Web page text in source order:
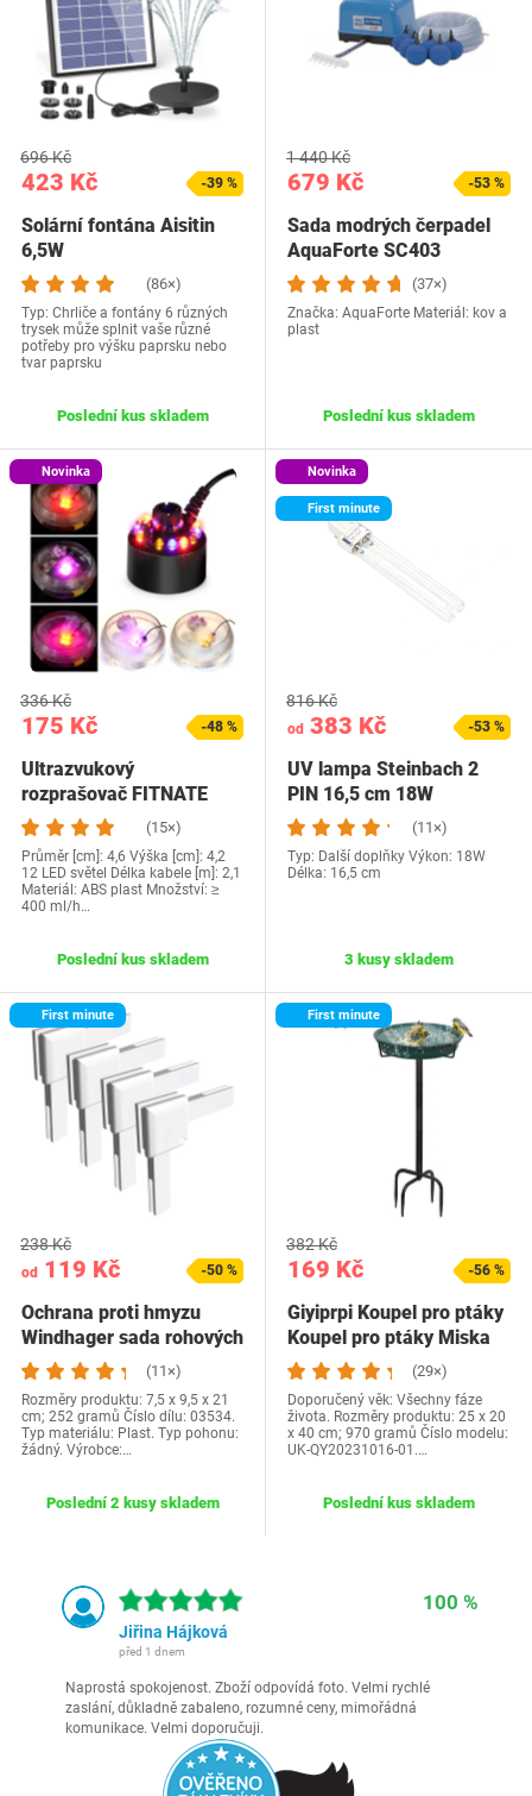
423 Kč
696 Kč
-39 %
Solární fontána Aisitin
6,5W
(86×)
Typ: Chrliče a fontány 6 různých
trysek může splnit vaše různé
potřeby pro výšku paprsku nebo
tvar paprsku
Poslední kus skladem
679 Kč
1 440 Kč
-53 %
Sada modrých čerpadel
AquaForte SC403
(37×)
Značka: AquaForte Materiál: kov a
plast
Poslední kus skladem
Novinka
175 Kč
336 Kč
-48 %
Ultrazvukový
rozprašovač FITNATE
(15×)
Průměr [cm]: 4,6 Výška [cm]: 4,2
12 LED světel Délka kabele [m]: 2,1
Materiál: ABS plast Množství: ≥
400 ml/h…
Poslední kus skladem
Novinka
First minute
od 383 Kč
816 Kč
-53 %
UV lampa Steinbach 2
PIN 16,5 cm 18W
(11×)
Typ: Další doplňky Výkon: 18W
Délka: 16,5 cm
3 kusy skladem
First minute
od 119 Kč
238 Kč
-50 %
Ochrana proti hmyzu
Windhager sada rohových
konektorů…
(11×)
Rozměry produktu: 7,5 x 9,5 x 21
cm; 252 gramů Číslo dílu: 03534.
Typ materiálu: Plast. Typ pohonu:
žádný. Výrobce:…
Poslední 2 kusy skladem
First minute
169 Kč
382 Kč
-56 %
Giyiprpi Koupel pro ptáky
Koupel pro ptáky Miska
na jídlo…
(29×)
Doporučený věk: Všechny fáze
života. Rozměry produktu: 25 x 20
x 40 cm; 970 gramů Číslo modelu:
UK-QY20231016-01.…
Poslední kus skladem
100 %
Jiřina Hájková
před 1 dnem
Naprostá spokojenost. Zboží odpovídá foto. Velmi rychlé
zaslání, důkladně zabaleno, rozumné ceny, mimořádná
komunikace. Velmi doporučuji.